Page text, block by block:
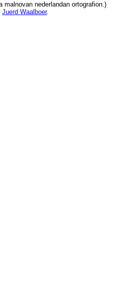
malnovan nederlandan ortografion.)
Juerd Waalboer.